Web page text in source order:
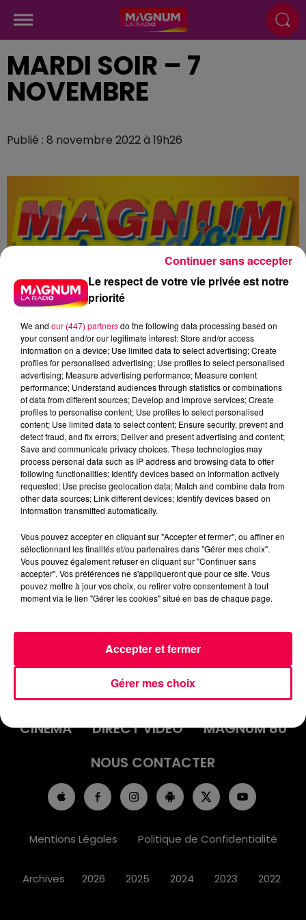
MARDI SOIR – 7
NOVEMBRE
Publié : 8 novembre 2022 à 19h26
Flash infos
Crédit :Flash infos
INFOS
AGENDA
JEUX
PODCASTS
CINÉMA
DIRECT VIDÉO
MAGNUM 80
NOUS CONTACTER
Mentions Légales Politique de Confidentialité
Archives 2026 2025 2024 2023 2022
Le respect de votre vie privée est notre
priorité
We and our (447) partnersdo the following data processing based on
your consent and/or our legitimate interest: Store and/or access
information on a device; Use limited data to select advertising; Create
profiles for personalised advertising; Use profiles to select personalised
advertising; Measure advertising performance; Measure content
performance; Understand audiences through statistics or combinations
of data from different sources; Develop and improve services; Create
profiles to personalise content; Use profiles to select personalised
content; Use limited data to select content; Ensure security, prevent and
detect fraud, and fix errors; Deliver and present advertising and content;
Save and communicate privacy choices. These technologies may
process personal data such as IP address and browsing data to offer
following functionalities: Identify devices based on information actively
requested; Use precise geolocation data; Match and combine data from
other data sources; Link different devices; Identify devices based on
information transmitted automatically.
Vous pouvez accepter en cliquant sur "Accepter et fermer", ou affiner en
sélectionnant les finalités et/ou partenaires dans "Gérer mes choix".
Vous pouvez également refuser en cliquant sur "Continuer sans
accepter". Vos préférences ne s'appliqueront que pour ce site. Vous
pouvez mettre à jour vos choix, ou retirer votre consentement à tout
moment via le lien "Gérer les cookies" situé en bas de chaque page.
Gérer mes choix
Accepter et fermer
Continuer sans accepter